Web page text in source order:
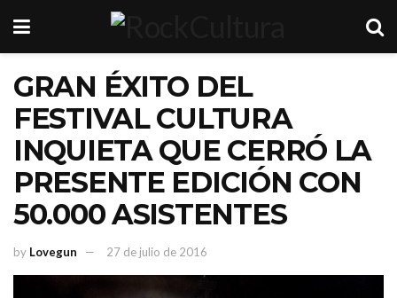
GRAN ÉXITO DEL
FESTIVAL CULTURA
INQUIETA QUE CERRÓ LA
PRESENTE EDICIÓN CON
50.000 ASISTENTES
by Lovegun 27 de julio de 2016